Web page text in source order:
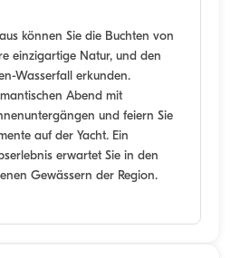
können Sie die Buchten von
einzigartige Natur, und den
Wasserfall erkunden.
Abend mit
und feiern Sie
auf der Yacht. Ein
erwartet Sie in den
Gewässern der Region.